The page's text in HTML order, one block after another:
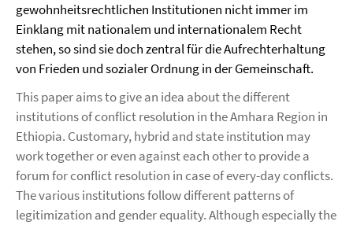
gewohnheitsrechtlichen Institutionen nicht immer im
Einklang mit nationalem und internationalem Recht
stehen, so sind sie doch zentral für die Aufrechterhaltung
von Frieden und sozialer Ordnung in der Gemeinschaft.
This paper aims to give an idea about the different
institutions of conflict resolution in the Amhara Region in
Ethiopia. Customary, hybrid and state institution may
work together or even against each other to provide a
forum for conflict resolution in case of every-day conflicts.
The various institutions follow different patterns of
legitimization and gender equality. Although especially the